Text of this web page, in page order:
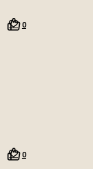
0
0